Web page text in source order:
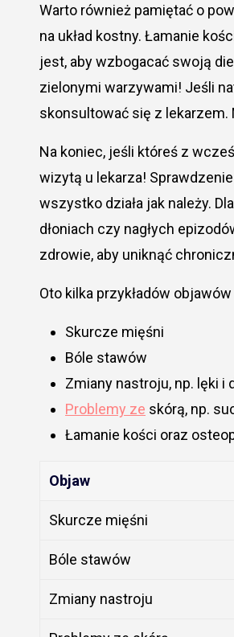
Warto również pamiętać o
na układ kostny. Łamanie
jest, aby wzbogacać swoją
zielonymi warzywami! Jeśli
skonsultować się z
Na koniec, jeśli któreś z
wizytą u lekarza!
wszystko działa jak należy.
dłoniach czy nagłych
zdrowie, aby uniknąć
Oto kilka przykładów
Skurcze mięśni
Bóle stawów
Zmiany nastroju, np. lęki i
Problemy ze skórą, np.
Łamanie kości oraz
Objaw
Skurcze mięśni
Bóle stawów
Zmiany nastroju